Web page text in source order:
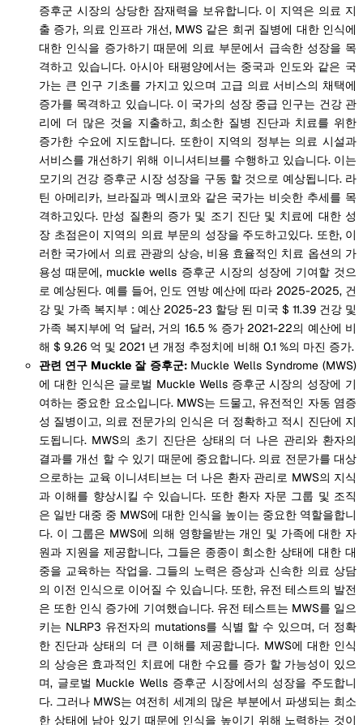
증후군 시장의 상당한 잠재력을 보유합니다. 이 지역은 의료 지
출 증가, 의료 인프라 개선, MWS 같은 희귀 질병에 대한 인식에
대한 인식을 증가하기 때문에 의료 부문에서 급속한 성장을 목
격하고 있습니다. 아시아 태평양에서는 중국과 인도와 같은 국
가는 큰 인구 기초를 가지고 있으며 고급 의료 서비스의 채택에
증가를 목격하고 있습니다. 이 국가의 성장 중급 인구는 건강 관
리에 더 많은 것을 지출하고, 희소한 질병 진단과 치료를 위한
증가한 수요에 지도합니다. 또한이 지역의 정부는 의료 시설과
서비스를 개선하기 위해 이니셔티브를 수행하고 있습니다. 이는
모기의 건강 증후군 시장 성장을 구동 할 것으로 예상됩니다. 라
틴 아메리카, 브라질과 멕시코와 같은 국가는 비슷한 추세를 목
격하고있다. 만성 질환의 증가 및 조기 진단 및 치료에 대한 성
장 초점은이 지역의 의료 부문의 성장을 주도하고있다. 또한, 이
러한 국가에서 의료 관광의 상승, 비용 효율적인 치료 옵션의 가
용성 때문에, muckle wells 증후군 시장의 성장에 기여할 것으
로 예상된다. 예를 들어, 인도 연방 예산에 따라 2025-2025, 건
강 및 가족 복지부 : 예산 2025-23 할당 된 미국 $ 11.39 건강 및
가족 복지부에 억 달러, 거의 16.5 % 증가 2021-22의 예산에 비
해 $ 9.26 억 및 2021 년 개정 추정치에 비해 0.1 %의 마진 증가.
관련 연구 Muckle 잘 증후군: Muckle Wells Syndrome (MWS)
에 대한 인식은 글로벌 Muckle Wells 증후군 시장의 성장에 기
여하는 중요한 요소입니다. MWS는 드물고, 유전적인 자동 염증
성 질병이고, 의료 전문가의 인식은 더 정확하고 적시 진단에 지
도됩니다. MWS의 초기 진단은 상태의 더 나은 관리와 환자의
결과를 개선 할 수 있기 때문에 중요합니다. 의료 전문가를 대상
으로하는 교육 이니셔티브는 더 나은 환자 관리로 MWS의 지식
과 이해를 향상시킬 수 있습니다. 또한 환자 자문 그룹 및 조직
은 일반 대중 중 MWS에 대한 인식을 높이는 중요한 역할을합니
다. 이 그룹은 MWS에 의해 영향을받는 개인 및 가족에 대한 자
원과 지원을 제공합니다, 그들은 종종이 희소한 상태에 대한 대
중을 교육하는 작업을. 그들의 노력은 증상과 신속한 의료 상담
의 이전 인식으로 이어질 수 있습니다. 또한, 유전 테스트의 발전
은 또한 인식 증가에 기여했습니다. 유전 테스트는 MWS를 일으
키는 NLRP3 유전자의 mutations를 식별 할 수 있으며, 더 정확
한 진단과 상태의 더 큰 이해를 제공합니다. MWS에 대한 인식
의 상승은 효과적인 치료에 대한 수요를 증가 할 가능성이 있으
며, 글로벌 Muckle Wells 증후군 시장에서의 성장을 주도합니
다. 그러나 MWS는 여전히 세계의 많은 부분에서 파생되는 희소
한 상태에 남아 있기 때문에 인식을 높이기 위해 노력하는 것이